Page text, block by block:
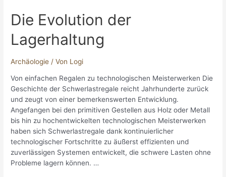
Die Evolution der
Lagerhaltung
Archäologie / Von Logi
Von einfachen Regalen zu technologischen Meisterwerken Die
Geschichte der Schwerlastregale reicht Jahrhunderte zurück
und zeugt von einer bemerkenswerten Entwicklung.
Angefangen bei den primitiven Gestellen aus Holz oder Metall
bis hin zu hochentwickelten technologischen Meisterwerken
haben sich Schwerlastregale dank kontinuierlicher
technologischer Fortschritte zu äußerst effizienten und
zuverlässigen Systemen entwickelt, die schwere Lasten ohne
Probleme lagern können. …